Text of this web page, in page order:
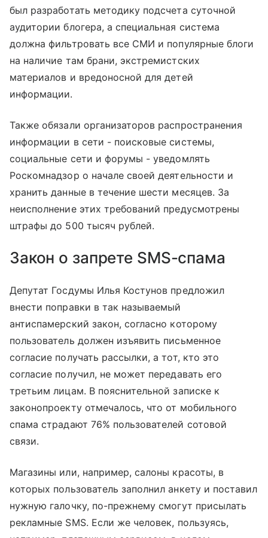
был разработать методику подсчета суточной
аудитории блогера, а специальная система
должна фильтровать все СМИ и популярные блоги
на наличие там брани, экстремистских
материалов и вредоносной для детей
информации.
Также обязали организаторов распространения
информации в сети - поисковые системы,
социальные сети и форумы - уведомлять
Роскомнадзор о начале своей деятельности и
хранить данные в течение шести месяцев. За
неисполнение этих требований предусмотрены
штрафы до 500 тысяч рублей.
Закон о запрете SMS-спама
Депутат Госдумы Илья Костунов предложил
внести поправки в так называемый
антиспамерский закон, согласно которому
пользователь должен изъявить письменное
согласие получать рассылки, а тот, кто это
согласие получил, не может передавать его
третьим лицам. В пояснительной записке к
законопроекту отмечалось, что от мобильного
спама страдают 76% пользователей сотовой
связи.
Магазины или, например, салоны красоты, в
которых пользователь заполнил анкету и поставил
нужную галочку, по-прежнему смогут присылать
рекламные SMS. Если же человек, пользуясь,